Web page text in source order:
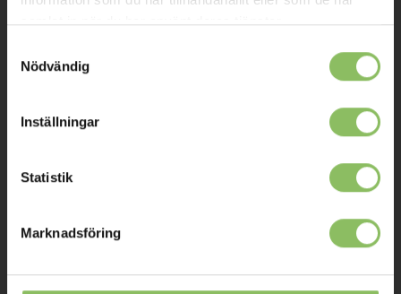
samlat in när du har använt deras tjänster.
Nödvändig
Inställningar
Statistik
Marknadsföring
Leverans
Reklamation